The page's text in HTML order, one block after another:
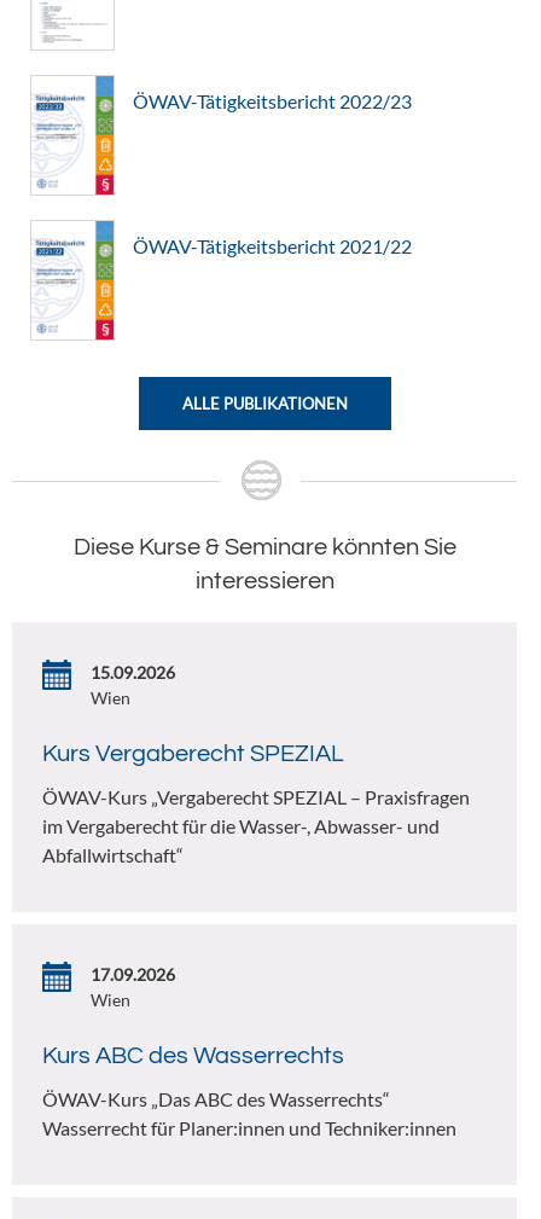
ÖWAV-Tätigkeitsbericht 2022/23
ÖWAV-Tätigkeitsbericht 2021/22
ALLE PUBLIKATIONEN
Diese Kurse & Seminare könnten Sie
interessieren
15.09.2026
Wien
Kurs Vergaberecht SPEZIAL
ÖWAV-Kurs „Vergaberecht SPEZIAL – Praxisfragen
im Vergaberecht für die Wasser-, Abwasser- und
Abfallwirtschaft“
17.09.2026
Wien
Kurs ABC des Wasserrechts
ÖWAV-Kurs „Das ABC des Wasserrechts“
Wasserrecht für Planer:innen und Techniker:innen